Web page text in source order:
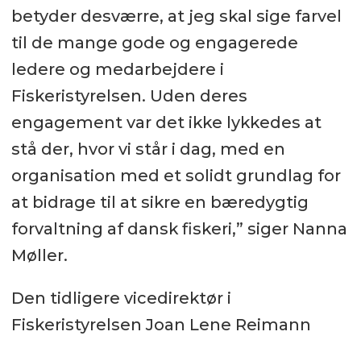
betyder desværre, at jeg skal sige farvel
til de mange gode og engagerede
ledere og medarbejdere i
Fiskeristyrelsen. Uden deres
engagement var det ikke lykkedes at
stå der, hvor vi står i dag, med en
organisation med et solidt grundlag for
at bidrage til at sikre en bæredygtig
forvaltning af dansk fiskeri,” siger Nanna
Møller.
Den tidligere vicedirektør i
Fiskeristyrelsen Joan Lene Reimann